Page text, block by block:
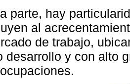
parte, hay
al
de trabajo,
desarrollo y con alto